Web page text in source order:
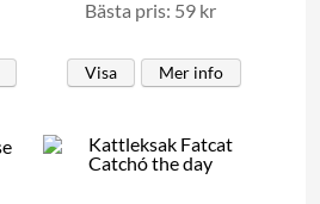
Bästa pris: 59 kr
Visa Mer info